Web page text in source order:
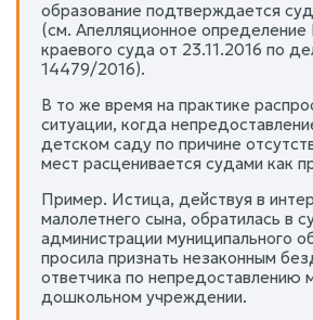
образование подтверждается
(см. Апелляционное определение
краевого суда от 23.11.2016 по
14479/2016).
В то же время на практике
ситуации, когда
детском саду по причине
мест расценивается судами как
Пример. Истица, действуя в
малолетнего сына, обратилась в
администрации муниципального
просила признать незаконным
ответчика по непредоставлению
дошкольном учреждении.